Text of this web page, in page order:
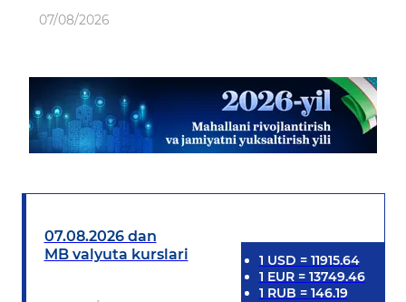
07/08/2026
07.08.2026 dan
MB valyuta kurslari
1 USD = 11915.64
1 EUR= 13749.46
1 RUB = 146.19